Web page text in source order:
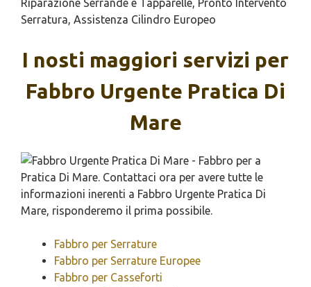
Riparazione Serrande e Tapparelle, Pronto Intervento
Serratura, Assistenza Cilindro Europeo
I nosti maggiori servizi per
Fabbro Urgente Pratica Di
Mare
Fabbro per Serrature
Fabbro per Serrature Europee
Fabbro per Casseforti